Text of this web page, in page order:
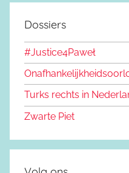
Dossiers
#Justice4Paweł
Turks rechts in
Zwarte Piet